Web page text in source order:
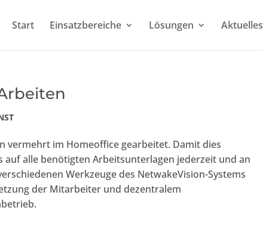
Start Einsatzbereiche Lösungen Aktuelles
vermehrt im Homeoffice gearbeitet. Damit dies
alle benötigten Arbeitsunterlagen jederzeit und an
Werkzeuge des NetwakeVision-Systems
der Mitarbeiter und dezentralem